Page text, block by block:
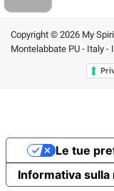
Copyright © 2026 My
Montelabbate PU - Italy -
Informativa sulla
Le tue